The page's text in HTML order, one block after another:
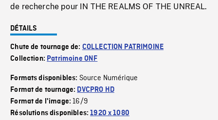
de recherche pour IN THE REALMS OF THE UNREAL.
DÉTAILS
Chute de tournage de: COLLECTION PATRIMOINE
Collection: Patrimoine ONF
Formats disponibles: Source Numérique
Format de tournage: DVCPRO HD
Format de l'image:16/9
Résolutions disponibles:1920 x 1080